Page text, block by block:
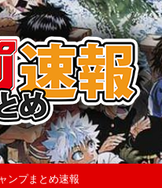
ンプまとめ速報